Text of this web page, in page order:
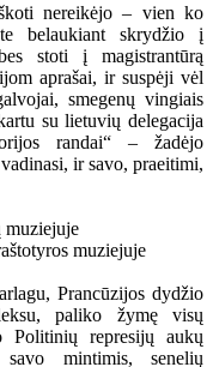
nereikėjo – vien ko
belaukiant skrydžio į
stoti į magistrantūrą
aprašai, ir suspėji vėl
smegenų vingiais
su lietuvių delegacija
randai“ – žadėjo
ir savo, praeitimi,
Prancūzijos dydžio
paliko žymę visų
Politinių represijų aukų
mintimis, senelių